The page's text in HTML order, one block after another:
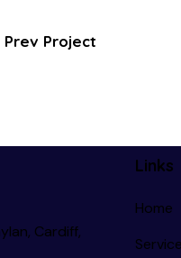
Prev Project
Cardiff,
Links
Home